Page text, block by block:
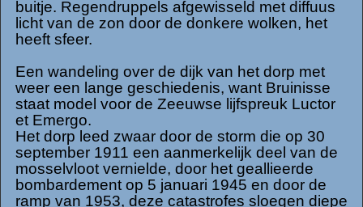
buitje. Regendruppels afgewisseld met diffuus
licht van de zon door de donkere wolken, het
heeft sfeer.
Een wandeling over de dijk van het dorp met
weer een lange geschiedenis, want Bruinisse
staat model voor de Zeeuwse lijfspreuk Luctor
et Emergo.
Het dorp leed zwaar door de storm die op 30
september 1911 een aanmerkelijk deel van de
mosselvloot vernielde, door het geallieerde
bombardement op 5 januari 1945 en door de
ramp van 1953, deze catastrofes sloegen diepe